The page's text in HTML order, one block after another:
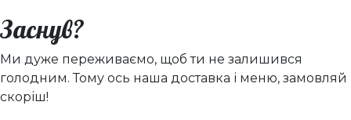
Заснув?
Ми дуже переживаємо, щоб ти не залишився
голодним. Тому ось наша доставка і меню, замовляй
скоріш!